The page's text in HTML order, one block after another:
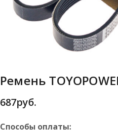
Ремень
687руб.
Способы оплаты: